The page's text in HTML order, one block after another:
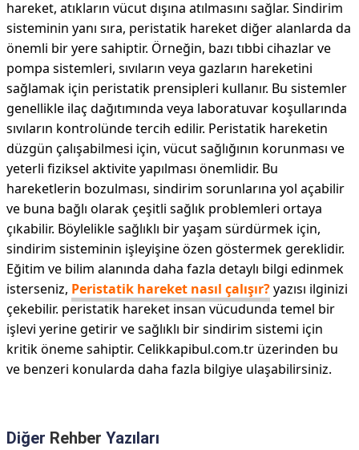
hareket, atıkların vücut dışına atılmasını sağlar. Sindirim
sisteminin yanı sıra, peristatik hareket diğer alanlarda da
önemli bir yere sahiptir. Örneğin, bazı tıbbi cihazlar ve
pompa sistemleri, sıvıların veya gazların hareketini
sağlamak için peristatik prensipleri kullanır. Bu sistemler
genellikle ilaç dağıtımında veya laboratuvar koşullarında
sıvıların kontrolünde tercih edilir. Peristatik hareketin
düzgün çalışabilmesi için, vücut sağlığının korunması ve
yeterli fiziksel aktivite yapılması önemlidir. Bu
hareketlerin bozulması, sindirim sorunlarına yol açabilir
ve buna bağlı olarak çeşitli sağlık problemleri ortaya
çıkabilir. Böylelikle sağlıklı bir yaşam sürdürmek için,
sindirim sisteminin işleyişine özen göstermek gereklidir.
Eğitim ve bilim alanında daha fazla detaylı bilgi edinmek
isterseniz, Peristatik hareket nasıl çalışır?yazısı ilginizi
çekebilir. peristatik hareket insan vücudunda temel bir
işlevi yerine getirir ve sağlıklı bir sindirim sistemi için
kritik öneme sahiptir. Celikkapibul.com.tr üzerinden bu
ve benzeri konularda daha fazla bilgiye ulaşabilirsiniz.
Diğer Rehber Yazıları